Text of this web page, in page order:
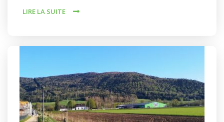
LIRE LA SUITE